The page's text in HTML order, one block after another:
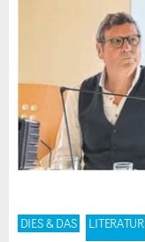
DIES & DAS LITERATUR